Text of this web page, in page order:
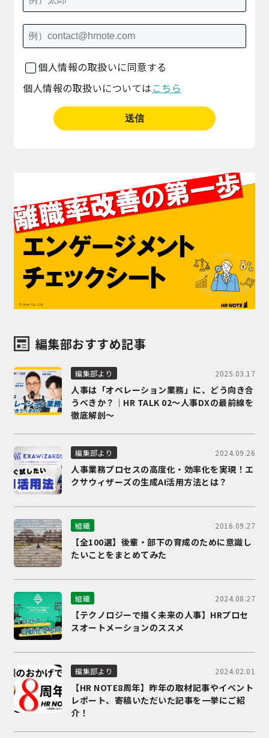
個人情報の取扱いに同意する
個人情報の取扱いについては こちら
編集部おすすめ記事
編集部より 2025.03.17
人事は「オペレーション業務」に、どう向き合
うべきか？｜HR TALK 02～人事DXの最前線を
徹底解剖～
編集部より 2024.09.26
人事業務プロセスの高度化・効率化を実現！エ
クサウィザーズの生成AI活用方法とは？
組織 2016.09.27
【全100選】後輩・部下の育成のために意識し
たいことをまとめてみた
組織 2024.08.27
【テクノロジーで描く未来の人事】HRプロセ
スオートメーションのススメ
編集部より 2024.02.01
【HR NOTE8周年】昨年の取材記事やイベント
レポート、寄稿いただいた記事を一挙にご紹
介！